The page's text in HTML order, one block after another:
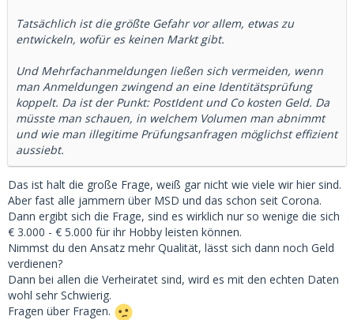
Tatsächlich ist die größte Gefahr vor allem, etwas zu
entwickeln, wofür es keinen Markt gibt.
Und Mehrfachanmeldungen ließen sich vermeiden, wenn
man Anmeldungen zwingend an eine Identitätsprüfung
koppelt. Da ist der Punkt: PostIdent und Co kosten Geld. Da
müsste man schauen, in welchem Volumen man abnimmt
und wie man illegitime Prüfungsanfragen möglichst effizient
aussiebt.
Das ist halt die große Frage, weiß gar nicht wie viele wir hier sind.
Aber fast alle jammern über MSD und das schon seit Corona.
Dann ergibt sich die Frage, sind es wirklich nur so wenige die sich
€ 3.000 - € 5.000 für ihr Hobby leisten können.
Nimmst du den Ansatz mehr Qualität, lässt sich dann noch Geld
verdienen?
Dann bei allen die Verheiratet sind, wird es mit den echten Daten
wohl sehr Schwierig.
Fragen über Fragen.